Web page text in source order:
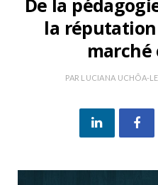
De la
la réputation
marché
PAR LUCIANA UCHÔA-